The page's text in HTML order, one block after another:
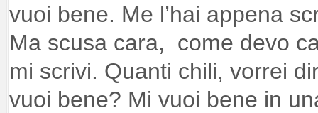
vuoi bene. Me l’hai appena
Ma scusa cara, come devo
mi scrivi. Quanti chili, vorrei
vuoi bene? Mi vuoi bene in